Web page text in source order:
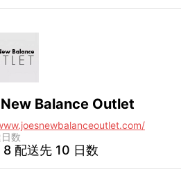
Balance Outlet
数
8 配送先 10 日数